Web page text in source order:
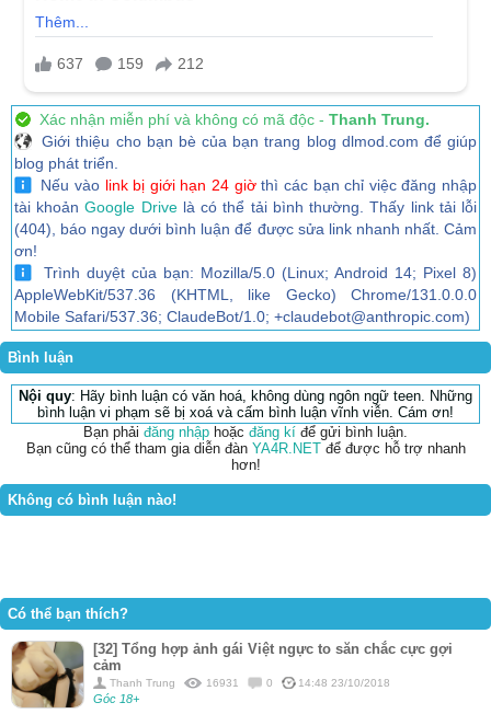
Xác nhận miễn phí và không có mã độc - Thanh Trung.
Giới thiệu cho bạn bè của bạn trang blog dlmod.com để giúp
blog phát triển.
Nếu vào link bị giới hạn 24 giờthì các bạn chỉ việc đăng nhập
tài khoảnGoogle Drivelà có thể tải bình thường. Thấy link tải lỗi
(404), báo ngay dưới bình luận để được sửa link nhanh nhất. Cảm
ơn!
Trình duyệt của bạn: Mozilla/5.0 (Linux; Android 14; Pixel 8)
AppleWebKit/537.36 (KHTML, like Gecko) Chrome/131.0.0.0
Mobile Safari/537.36; ClaudeBot/1.0; +claudebot@anthropic.com)
Bình luận
Nội quy: Hãy bình luận có văn hoá, không dùng ngôn ngữ teen. Những
bình luận vi phạm sẽ bị xoá và cấm bình luận vĩnh viễn. Cám ơn!
Bạn phải đăng nhập hoặc đăng kí để gửi bình luận.
Bạn cũng có thể tham gia diễn đàn YA4R.NETđể được hỗ trợ nhanh
hơn!
Không có bình luận nào!
Có thể bạn thích?
[32] Tổng hợp ảnh gái Việt ngực to săn chắc cực gợi
cảm
Thanh Trung 16931 0 14:48 23/10/2018
Góc 18+